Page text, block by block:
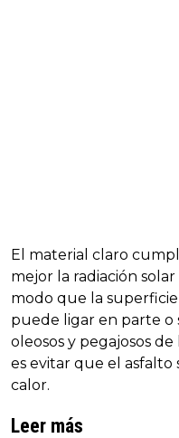
El material claro
mejor la radiación
modo que la superficie
puede ligar en parte o
oleosos y pegajosos
es evitar que el asfalto
calor.
Leer más